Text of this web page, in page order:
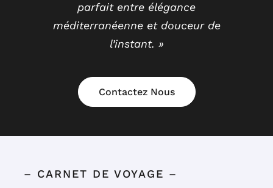
parfait entre élégance
méditerranéenne et douceur de
l’instant. »
Contactez Nous
– CARNET DE VOYAGE –